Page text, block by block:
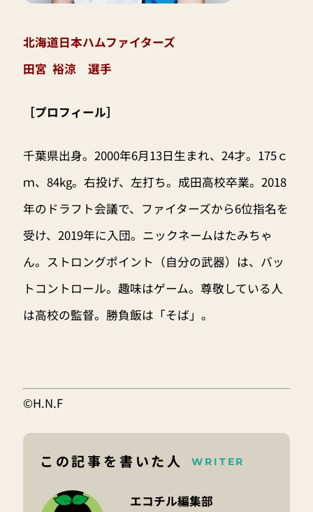
北海道日本ハムファイターズ
田宮 裕涼 選手
［プロフィール］
千葉県出身。2000年6月13日生まれ、24才。175ｃ
ｍ、84kg。右投げ、左打ち。成田高校卒業。2018
年のドラフト会議で、ファイターズから6位指名を
受け、2019年に入団。ニックネームはたみちゃ
ん。ストロングポイント（自分の武器）は、バッ
トコントロール。趣味はゲーム。尊敬している人
は高校の監督。勝負飯は「そば」。
©H.N.F
この記事を書いた人 WRITER
エコチル編集部